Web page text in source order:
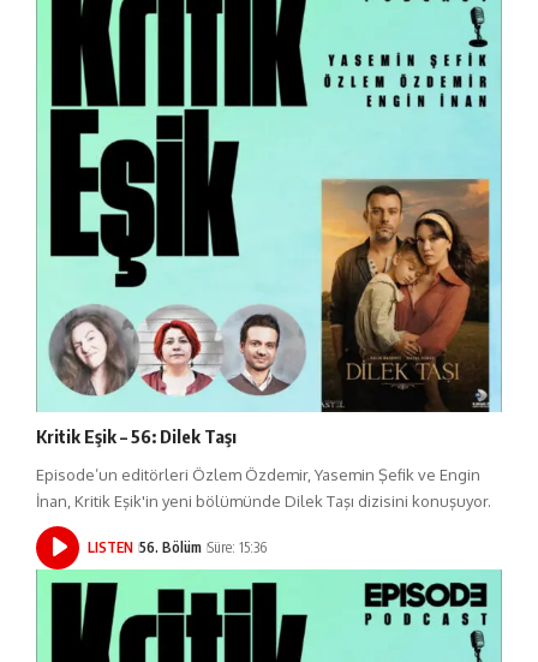
Kritik Eşik – 56: Dilek Taşı
Episode’un editörleri Özlem Özdemir, Yasemin Şefik ve Engin
İnan, Kritik Eşik'in yeni bölümünde Dilek Taşı dizisini konuşuyor.
LISTEN 56. Bölüm Süre: 15:36